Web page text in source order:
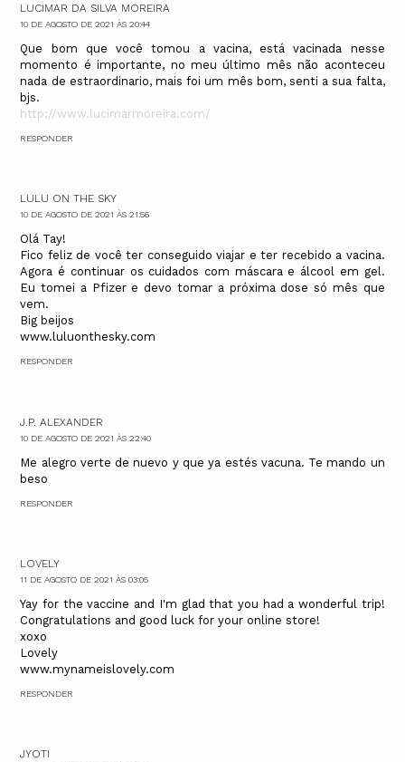
LUCIMAR DA SILVA MOREIRA
10 DE AGOSTO DE 2021 ÀS 20:44
Que bom que você tomou a vacina, está vacinada nesse
momento é importante, no meu último mês não aconteceu
nada de estraordinario, mais foi um mês bom, senti a sua falta,
bjs.
http://www.lucimarmoreira.com/
RESPONDER
LULU ON THE SKY
10 DE AGOSTO DE 2021 ÀS 21:56
Olá Tay!
Fico feliz de você ter conseguido viajar e ter recebido a vacina.
Agora é continuar os cuidados com máscara e álcool em gel.
Eu tomei a Pfizer e devo tomar a próxima dose só mês que
vem.
Big beijos
www.luluonthesky.com
RESPONDER
J.P. ALEXANDER
10 DE AGOSTO DE 2021 ÀS 22:40
Me alegro verte de nuevo y que ya estés vacuna. Te mando un
beso
RESPONDER
LOVELY
11 DE AGOSTO DE 2021 ÀS 03:05
Yay for the vaccine and I'm glad that you had a wonderful trip!
Congratulations and good luck for your online store!
xoxo
Lovely
www.mynameislovely.com
RESPONDER
JYOTI